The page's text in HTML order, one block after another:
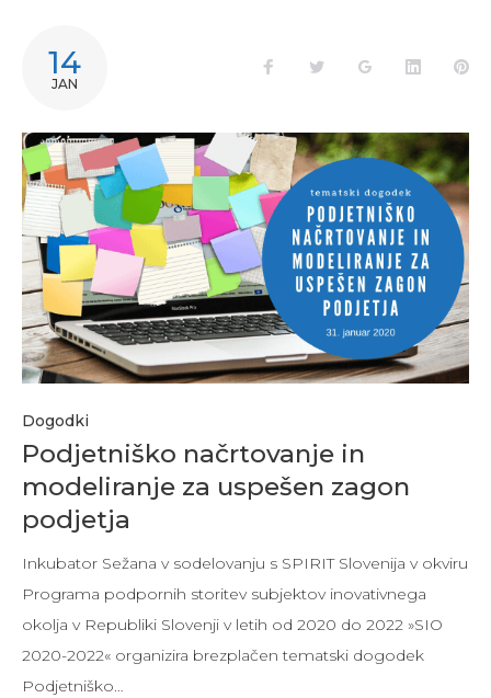
14
JAN
FacebookTwitter Google+LinkedIn
Dogodki
Podjetniško načrtovanje in
modeliranje za uspešen zagon
podjetja
Inkubator Sežana v sodelovanju s SPIRIT Slovenija v okviru
Programa podpornih storitev subjektov inovativnega
okolja v Republiki Slovenji v letih od 2020 do 2022 »SIO
2020-2022« organizira brezplačen tematski dogodek
Podjetniško…